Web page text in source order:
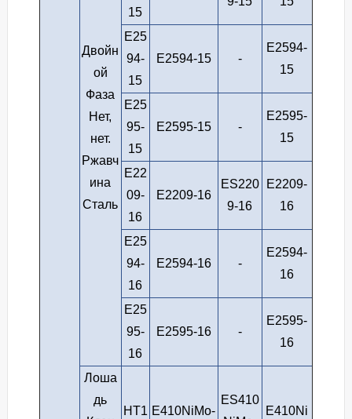
Двойн
ой
Фаза
Нет,
нет.
Ржавч
ина
Сталь
15
E25
94-
15
E2594-15 -
E2594-
15
E25
95-
15
E2595-15 -
E2595-
15
E22
09-
16
E2209-16
ES220
9-16
E2209-
16
E25
94-
16
E2594-16 -
E2594-
16
E25
95-
16
E2595-16 -
E2595-
16
Лоша
дь
HT1 E410NiMo-
ES410
E410Ni